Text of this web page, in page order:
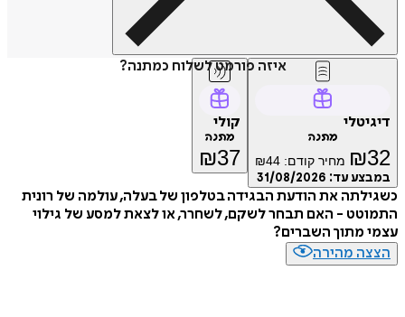
איזה פורמט לשלוח כמתנה?
דיגיטלי
מתנה
₪32 מחיר קודם: ₪44
במבצע עד: 31/08/2026
קולי
מתנה
₪37
כשגילתה את הודעת הבגידה בטלפון של בעלה, עולמה של רונית
התמוטט - האם תבחר לשקם, לשחרר, או לצאת למסע של גילוי
עצמי מתוך השברים?
הצצה מהירה